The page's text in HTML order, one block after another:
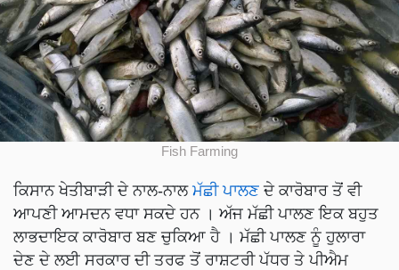
Fish Farming
ਕਿਸਾਨ ਖੇਤੀਬਾੜੀ ਦੇ ਨਾਲ-ਨਾਲ ਮੱਛੀ ਪਾਲਣ ਦੇ ਕਾਰੋਬਾਰ ਤੋਂ ਵੀ
ਆਪਣੀ ਆਮਦਨ ਵਧਾ ਸਕਦੇ ਹਨ । ਅੱਜ ਮੱਛੀ ਪਾਲਣ ਇਕ ਬਹੁਤ
ਲਾਭਦਾਇਕ ਕਾਰੋਬਾਰ ਬਣ ਚੁਕਿਆ ਹੈ । ਮੱਛੀ ਪਾਲਣ ਨੂੰ ਹੁਲਾਰਾ
ਦੇਣ ਦੇ ਲਈ ਸਰਕਾਰ ਦੀ ਤਰਫ ਤੋਂ ਰਾਸ਼ਟਰੀ ਪੱਧਰ ਤੇ ਪੀਐਮ